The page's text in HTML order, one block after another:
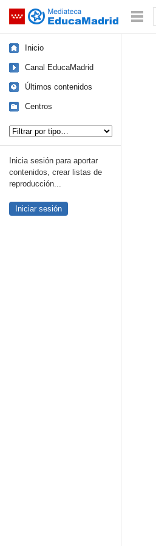
Saltar navegación
Inicio
Canal EducaMadrid
Últimos contenidos
Centros
Inicia sesión para aportar
contenidos, crear listas de
reproducción...
Iniciar sesión